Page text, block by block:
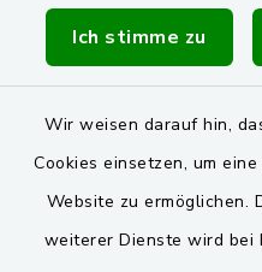
Ich stimme zu
Wir weisen darauf hin,
Cookies einsetzen, um
Website zu ermöglichen.
weiterer Dienste wird bei